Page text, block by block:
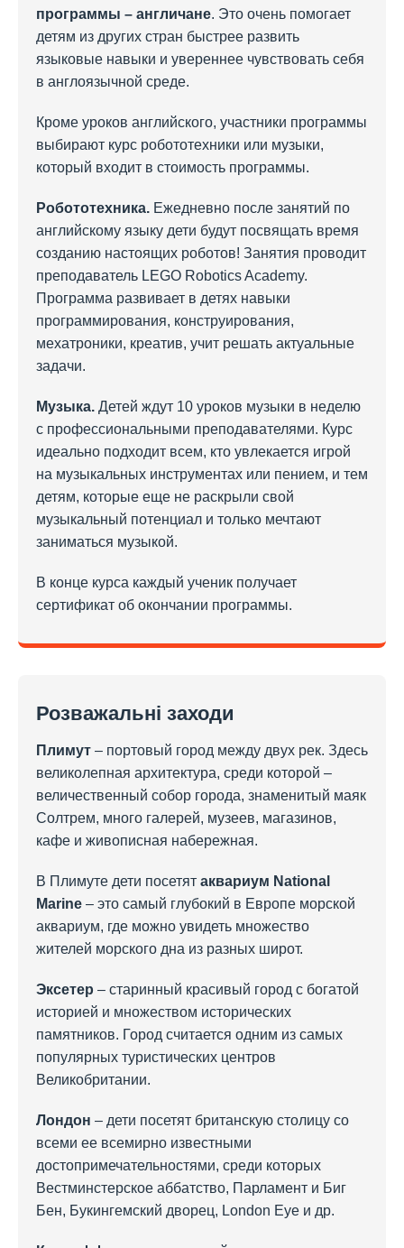
программы – англичане. Это очень помогает
детям из других стран быстрее развить
языковые навыки и увереннее чувствовать себя
в англоязычной среде.
Кроме уроков английского, участники программы
выбирают курс робототехники или музыки,
который входит в стоимость программы.
Робототехника. Ежедневно после занятий по
английскому языку дети будут посвящать время
созданию настоящих роботов! Занятия проводит
преподаватель LEGO Robotics Academy.
Программа развивает в детях навыки
программирования, конструирования,
мехатроники, креатив, учит решать актуальные
задачи.
Музыка. Детей ждут 10 уроков музыки в неделю
с профессиональными преподавателями. Курс
идеально подходит всем, кто увлекается игрой
на музыкальных инструментах или пением, и тем
детям, которые еще не раскрыли свой
музыкальный потенциал и только мечтают
заниматься музыкой.
В конце курса каждый ученик получает
сертификат об окончании программы.
Розважальні заходи
Плимут – портовый город между двух рек. Здесь
великолепная архитектура, среди которой –
величественный собор города, знаменитый маяк
Солтрем, много галерей, музеев, магазинов,
кафе и живописная набережная.
В Плимуте дети посетят аквариум National
Marine – это самый глубокий в Европе морской
аквариум, где можно увидеть множество
жителей морского дна из разных широт.
Эксетер – старинный красивый город с богатой
историей и множеством исторических
памятников. Город считается одним из самых
популярных туристических центров
Великобритании.
Лондон – дети посетят британскую столицу со
всеми ее всемирно известными
достопримечательностями, среди которых
Вестминстерское аббатство, Парламент и Биг
Бен, Букингемский дворец, London Eye и др.